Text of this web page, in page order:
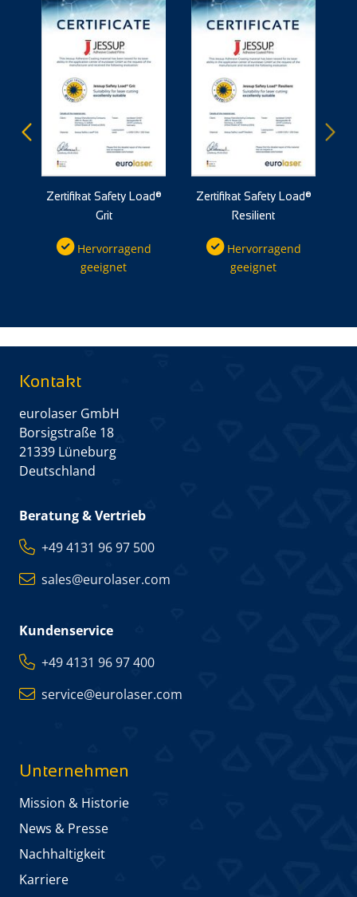
Zertifikat Safety Load®
Grit
Hervorragend
geeignet
Zertifikat Safety Load®
Resilient
Hervorragend
geeignet
Kontakt
eurolaser GmbH
Borsigstraße 18
21339 Lüneburg
Deutschland
Beratung & Vertrieb
+49 4131 96 97 500
sales@eurolaser.com
Kundenservice
+49 4131 96 97 400
service@eurolaser.com
Unternehmen
Mission & Historie
News & Presse
Nachhaltigkeit
Karriere